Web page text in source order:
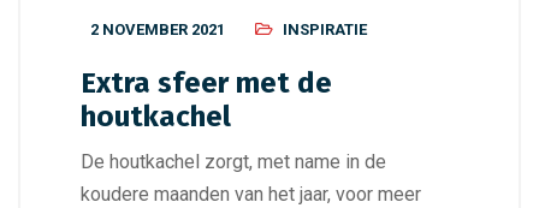
2 NOVEMBER 2021 INSPIRATIE
Extra sfeer met de
houtkachel
De houtkachel zorgt, met name in de
koudere maanden van het jaar, voor meer